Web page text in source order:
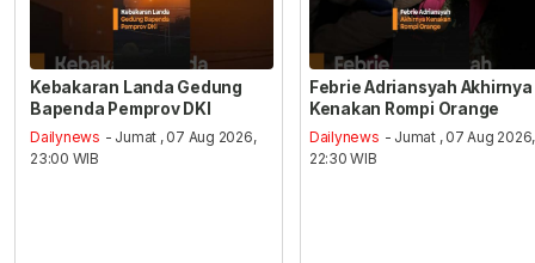
Kebakaran Landa Gedung
Bapenda Pemprov DKI
Dailynews - Jumat , 07 Aug 2026,
23:00 WIB
Febrie Adriansyah Akhirnya
Kenakan Rompi Orange
Dailynews - Jumat , 07 Aug 2026,
22:30 WIB